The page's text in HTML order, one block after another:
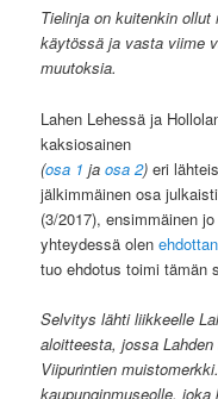
Tielinja on kuitenkin
käytössä ja vasta viime
muutoksia.
Lahen Lehessä ja
kaksiosainen
(osa 1 jaosa 2)eri
jälkimmäinen osa
(3/2017), ensimmäinen
yhteydessä olen
tuo ehdotus toimi tämän
Selvitys lähti liikkeelle
aloitteesta, jossa
Viipurintien
kaupunginmuseolle,